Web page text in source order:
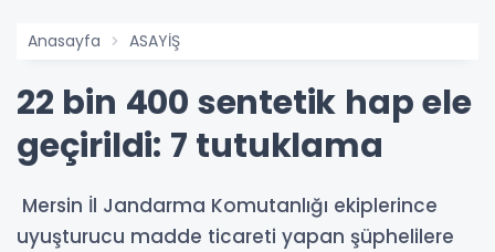
Anasayfa ASAYİŞ
22 bin 400 sentetik hap ele
geçirildi: 7 tutuklama
Mersin İl Jandarma Komutanlığı ekiplerince
uyuşturucu madde ticareti yapan şüphelilere